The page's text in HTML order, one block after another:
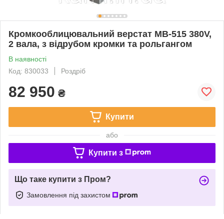
Кромкооблицювальний верстат MB-515 380V,
2 вала, з відрубом кромки та рольгангом
В наявності
Код: 830033
Роздріб
82 950 ₴
Купити
або
Купити з
Що таке купити з Пром?
Замовлення під захистом